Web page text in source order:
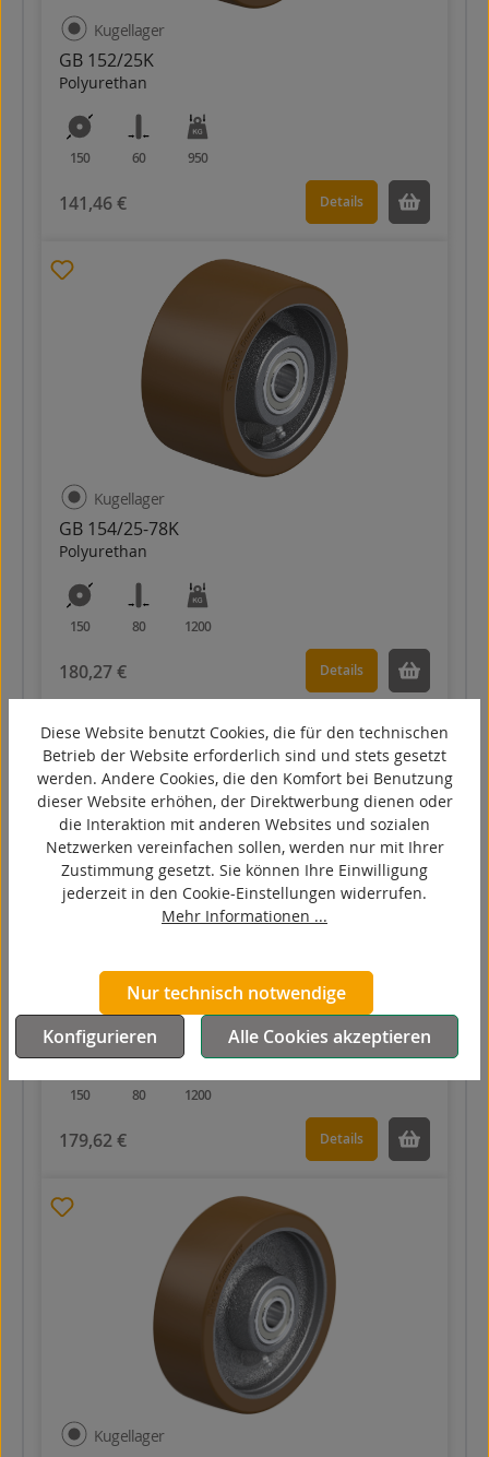
GB 152/25K
Polyurethan
Kugellager
150 60 950
141,46 € Details
GB 154/25-78K
Polyurethan
Kugellager
150 80 1200
180,27 € Details
GB 154/25K
Polyurethan
Kugellager
150 80 1200
179,62 € Details
Kugellager
Diese Website benutzt Cookies, die für den technischen
Betrieb der Website erforderlich sind und stets gesetzt
werden. Andere Cookies, die den Komfort bei Benutzung
dieser Website erhöhen, der Direktwerbung dienen oder
die Interaktion mit anderen Websites und sozialen
Netzwerken vereinfachen sollen, werden nur mit Ihrer
Zustimmung gesetzt. Sie können Ihre Einwilligung
jederzeit in den Cookie-Einstellungen widerrufen.
Mehr Informationen ...
Nur technisch notwendige
Konfigurieren
Alle Cookies akzeptieren